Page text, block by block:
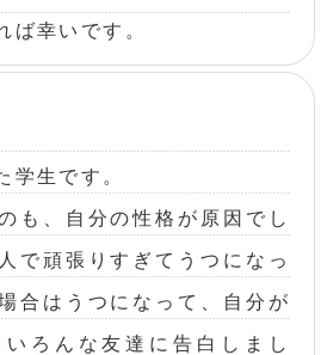
ば幸いです。
学生です。
も、自分の性格が原因でし
で頑張りすぎてうつになっ
合はうつになって、自分が
ろんな友達に告白しまし